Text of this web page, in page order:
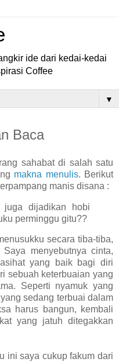
ide dari kedai-kedai
Coffee
▼
Baca
sahabat di salah satu
makna menulis. Berikut
manis disana :
juga dijadikan hobi
perminggu gitu??
secara tiba-tiba,
Saya menyebutnya cinta,
yang baik bagi diri
sebuah keterbuaian yang
Seperti nyamuk yang
sedang terbuai dalam
harus bangun, kembali
yang jatuh ditegakkan
ini saya cukup fakum dari